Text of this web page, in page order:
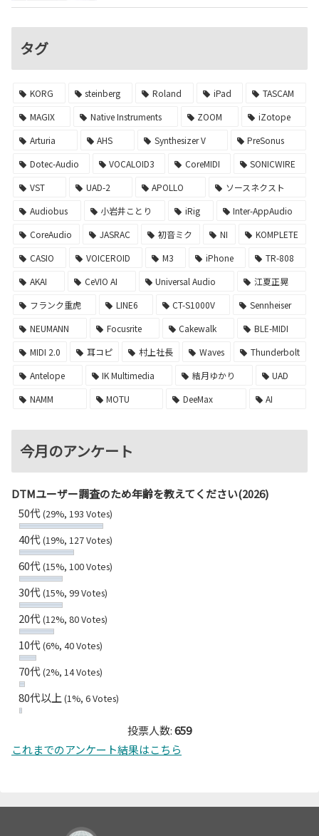
タグ
KORG steinberg Roland iPad
TASCAM
MAGIX
Native Instruments ZOOM
iZotope
Arturia
AHS Synthesizer V
PreSonus
Dotec-Audio
VOCALOID3 CoreMIDI
SONICWIRE
VST
UAD-2 APOLLO
ソースネクスト
Audiobus
小岩井ことり iRig
Inter-AppAudio
CoreAudio
JASRAC 初音ミク NI
KOMPLETE
CASIO
VOICEROID M3 iPhone
TR-808
AKAI
CeVIO AI Universal Audio
江夏正晃
フランク重虎
LINE6 CT-S1000V
Sennheiser
NEUMANN
Focusrite Cakewalk
BLE-MIDI
MIDI 2.0
耳コピ 村上社長 Waves
Thunderbolt
Antelope
IK Multimedia 結月ゆかり
UAD
NAMM
MOTU DeeMax AI
今月のアンケート
DTMユーザー調査のため年齢を教えてください(2026)
50代(29%, 193 Votes)
40代(19%, 127 Votes)
60代(15%, 100 Votes)
30代(15%, 99 Votes)
20代(12%, 80 Votes)
10代(6%, 40 Votes)
70代(2%, 14 Votes)
80代以上 (1%, 6 Votes)
投票人数:659
これまでのアンケート結果はこちら